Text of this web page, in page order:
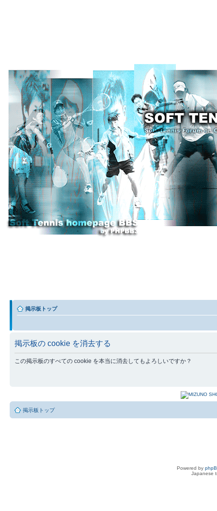
掲示板トップ
掲示板の cookie を消去する
この掲示板のすべての cookie を本当に消去してもよろしいですか？
掲示板トップ
Powered by
Japanese